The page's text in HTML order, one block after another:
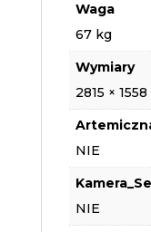
Waga
67 kg
Wymiary
2815 ×
NIE
NIE